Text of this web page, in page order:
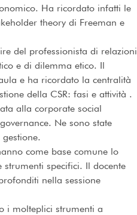
Ha ricordato infatti le
theory di Freeman e
del professionista di relazioni
e di dilemma etico. Il
e ha ricordato la centralità
della CSR: fasi e attività .
alla corporate social
Ne sono state
come base comune lo
specifici. Il docente
nella sessione
i molteplici strumenti a